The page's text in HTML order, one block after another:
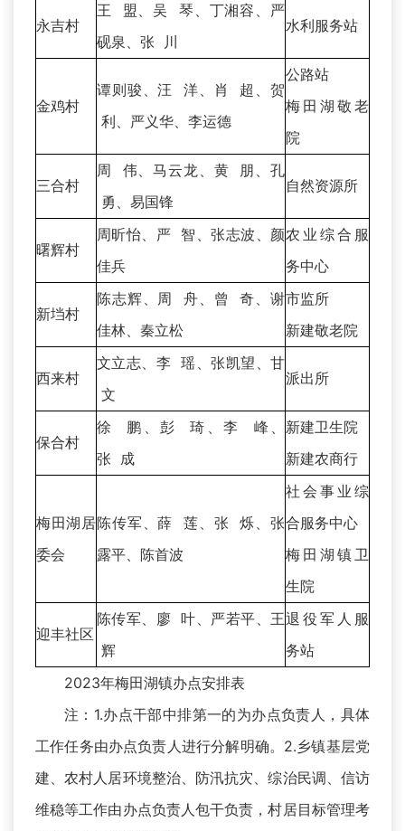
永吉村
王 盟、吴 琴、丁湘容、严
砚泉、张 川
水利服务站
金鸡村
谭则骏、汪 洋、肖 超、贺
利、严义华、李运德
公路站
梅田湖敬老
院
三合村
周 伟、马云龙、黄 朋、孔
勇、易国锋
自然资源所
曙辉村
周昕怡、严 智、张志波、颜
佳兵
农业综合服
务中心
新垱村
陈志辉、周 舟、曾 奇、谢
佳林、秦立松
市监所
新建敬老院
西来村
文立志、李 瑶、张凯望、甘
文
派出所
保合村
徐 鹏、彭 琦、李 峰、
张 成
新建卫生院
新建农商行
梅田湖居
委会
陈传军、薛 莲、张 烁、张
露平、陈首波
社会事业综
合服务中心
梅田湖镇卫
生院
迎丰社区
陈传军、廖 叶、严若平、王
辉
退役军人服
务站
2023年梅田湖镇办点安排表
注：1.办点干部中排第一的为办点负责人，具体
工作任务由办点负责人进行分解明确。2.乡镇基层党
建、农村人居环境整治、防汛抗灾、综治民调、信访
维稳等工作由办点负责人包干负责，村居目标管理考